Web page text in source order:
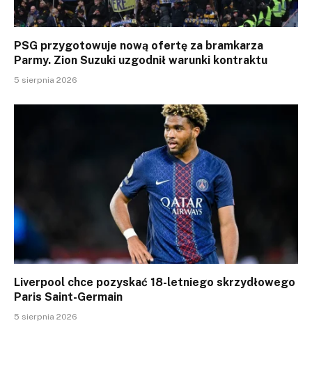
PSG przygotowuje nową ofertę za bramkarza
Parmy. Zion Suzuki uzgodnił warunki kontraktu
5 sierpnia 2026
Liverpool chce pozyskać 18-letniego skrzydłowego
Paris Saint-Germain
5 sierpnia 2026